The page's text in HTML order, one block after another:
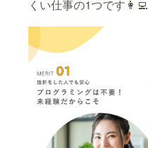
くい仕事の1つです👩‍💻